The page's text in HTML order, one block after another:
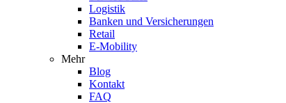
Logistik
Banken und Versicherungen
Retail
E-Mobility
Mehr
Blog
Kontakt
FAQ